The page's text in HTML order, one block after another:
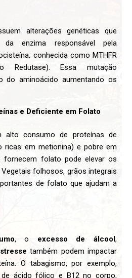
alterações genéticas que
enzima responsável pela
conhecida como MTHFR
Redutase). Essa mutação
do aminoácido aumentando os
e Deficiente em Folato
alto consumo de proteínas de
ricas em metionina) e pobre em
fornecem folato pode elevar os
folhosos, grãos integrais
de folato que ajudam a
, o excesso de álcool,
também podem impactar
O tabagismo, por exemplo,
ácido fólico e B12 no corpo,